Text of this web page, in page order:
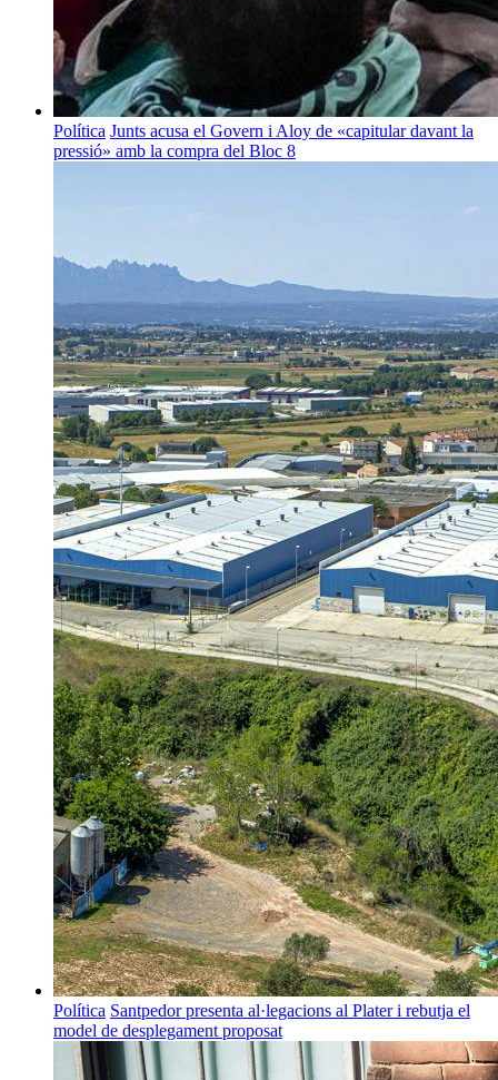
Política Junts acusa el Govern i Aloy de «capitular davant la
pressió» amb la compra del Bloc 8
Política Santpedor presenta al·legacions al Plater i rebutja el
model de desplegament proposat